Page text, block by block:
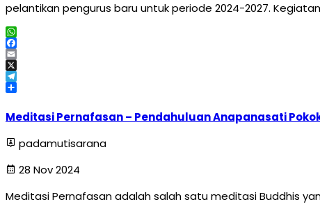
pelantikan pengurus baru untuk periode 2024-2027.
WhatsApp
Facebook
Email
X
Telegram
Meditasi Pernafasan – Pendahuluan Anapanasati
padamutisarana
28 Nov 2024
Meditasi Pernafasan adalah salah satu meditasi Buddhis